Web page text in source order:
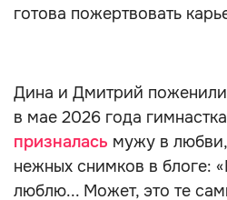
готова пожертвовать
Дина и Дмитрий
в мае 2026 года
призналась мужу в
нежных снимков в блоге:
люблю... Может, это те